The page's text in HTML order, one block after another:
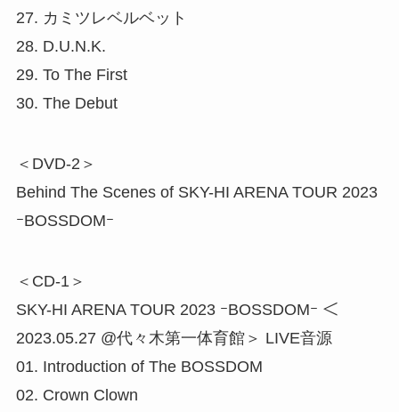
27. カミツレベルベット
28. D.U.N.K.
29. To The First
30. The Debut
＜DVD-2＞
Behind The Scenes of SKY-HI ARENA TOUR 2023
ｰBOSSDOMｰ
＜CD-1＞
SKY-HI ARENA TOUR 2023 ｰBOSSDOMｰ ＜
2023.05.27 @代々木第一体育館＞ LIVE音源
01. Introduction of The BOSSDOM
02. Crown Clown